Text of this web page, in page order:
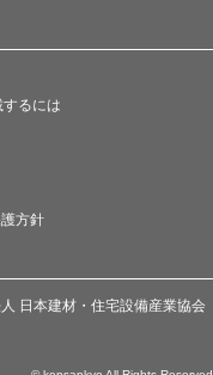
るには
方針
日本建材・住宅設備産業協会